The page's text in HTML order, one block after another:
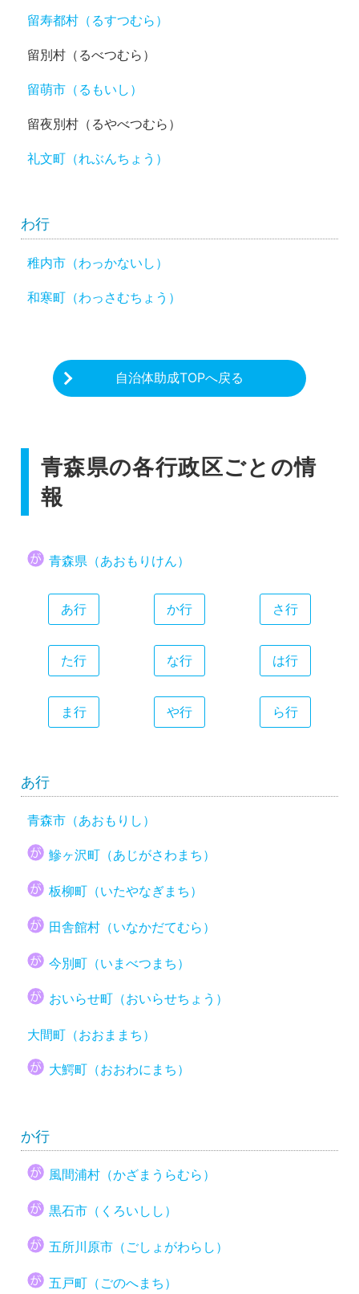
留寿都村（るすつむら）
留別村（るべつむら）
留萌市（るもいし）
留夜別村（るやべつむら）
礼文町（れぶんちょう）
わ行
稚内市（わっかないし）
和寒町（わっさむちょう）
自治体助成TOPへ戻る
青森県の各行政区ごとの情
報
青森県（あおもりけん）
あ行 か行 さ行
た行 な行 は行
ま行 や行 ら行
あ行
青森市（あおもりし）
鰺ヶ沢町（あじがさわまち）
板柳町（いたやなぎまち）
田舎館村（いなかだてむら）
今別町（いまべつまち）
おいらせ町（おいらせちょう）
大間町（おおままち）
大鰐町（おおわにまち）
か行
風間浦村（かざまうらむら）
黒石市（くろいしし）
五所川原市（ごしょがわらし）
五戸町（ごのへまち）